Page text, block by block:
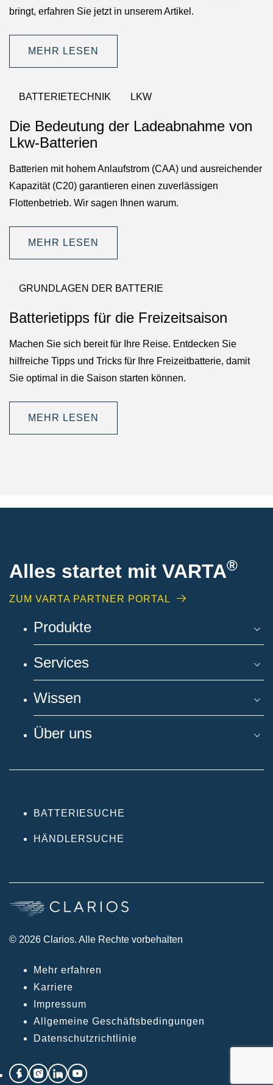
bringt, erfahren Sie jetzt in unserem Artikel.
MEHR LESEN
BATTERIETECHNIK LKW
Die Bedeutung der Ladeabnahme von
Lkw-Batterien
Batterien mit hohem Anlaufstrom (CAA) und ausreichender
Kapazität (C20) garantieren einen zuverlässigen
Flottenbetrieb. Wir sagen Ihnen warum.
MEHR LESEN
GRUNDLAGEN DER BATTERIE
Batterietipps für die Freizeitsaison
Machen Sie sich bereit für Ihre Reise. Entdecken Sie
hilfreiche Tipps und Tricks für Ihre Freizeitbatterie, damit
Sie optimal in die Saison starten können.
MEHR LESEN
Alles startet mit VARTA®
ZUM VARTA PARTNER PORTAL
Produkte
Services
Wissen
Über uns
BATTERIESUCHE
HÄNDLERSUCHE
© 2026 Clarios. Alle Rechte vorbehalten
Mehr erfahren
Karriere
Impressum
Allgemeine Geschäftsbedingungen
Datenschutzrichtlinie